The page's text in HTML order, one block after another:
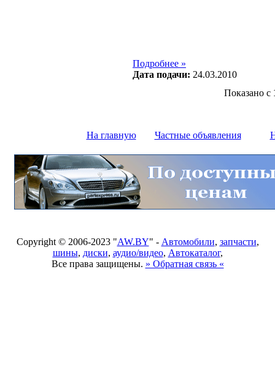
Подробнее »
Дата подачи: 24.03.2010
Показано с
На главную Частные объявления
Copyright © 2006-2023 "AW.BY" - Автомобили, запчасти,
шины, диски, аудио/видео, Автокаталог,
Все права защищены. » Обратная связь «